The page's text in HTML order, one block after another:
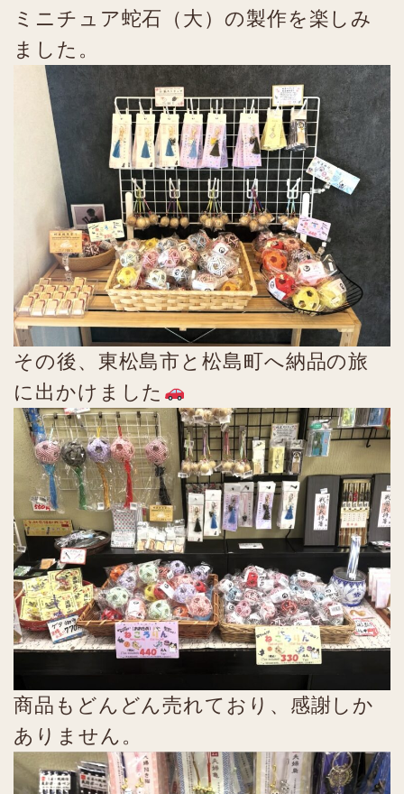
ミニチュア蛇石（大）の製作を楽しみ
ました。
その後、東松島市と松島町へ納品の旅
に出かけました
商品もどんどん売れており、感謝しか
ありません。